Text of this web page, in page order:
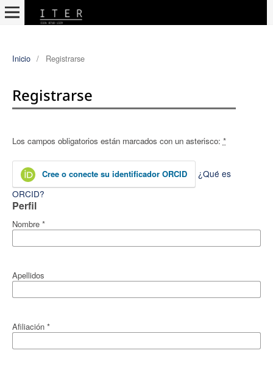
Inicio / Registrarse
Registrarse
Los campos obligatorios están marcados con un asterisco: *
Cree o conecte su identificador ORCID
¿Qué es
ORCID?
Perfil
Nombre *
Apellidos
Afiliación *